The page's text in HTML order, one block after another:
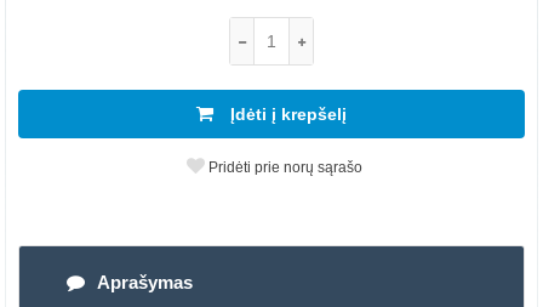
Įdėti į krepšelį
Pridėti prie norų sąrašo
Aprašymas